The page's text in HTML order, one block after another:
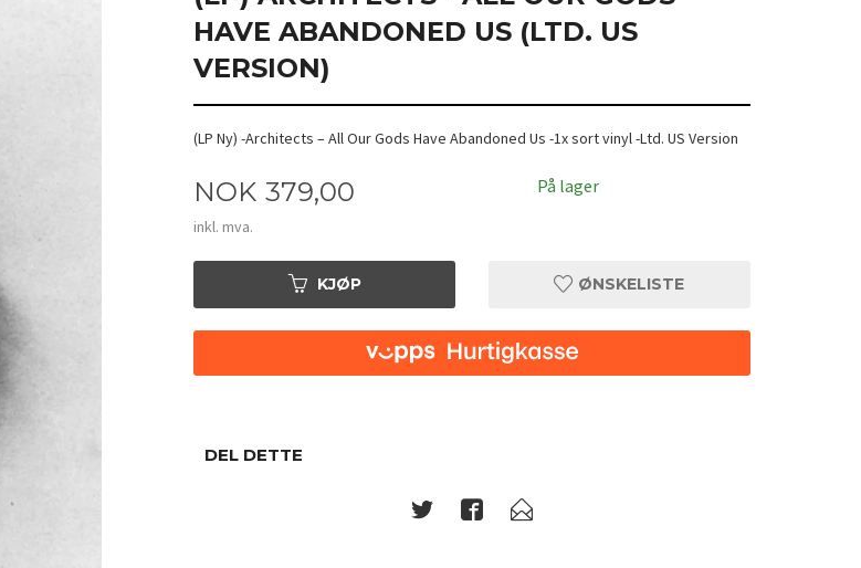
HAVE ABANDONED US (LTD. US
VERSION)
(LP Ny) -Architects – All Our Gods Have Abandoned Us -1x sort vinyl -Ltd. US Version
Pris
NOK 379,00
inkl. mva.
På lager
KJØP ØNSKELISTE
DEL DETTE